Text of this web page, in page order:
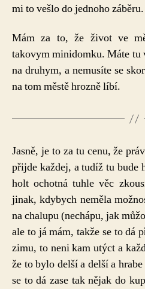
mi to vešlo do jednoho záběru.
Mám za to, že život ve
takovym minidomku. Máte tu
na druhym, a nemusíte se
na tom městě hrozně líbí.
Jasně, je to za tu cenu, že
přijde každej, a tudíž tu bude
holt ochotná tuhle věc
jinak, kdybych neměla
na chalupu (nechápu, jak
ale to já mám, takže se to dá
zimu, to neni kam utýct a
že to bylo delší a delší a
se to dá zase tak nějak do